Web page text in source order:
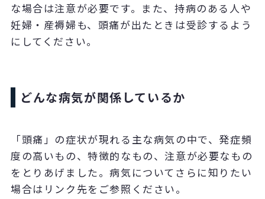
な場合は注意が必要です。また、持病のある人や
妊婦・産褥婦も、頭痛が出たときは受診するよう
にしてください。
どんな病気が関係しているか
「頭痛」の症状が現れる主な病気の中で、発症頻
度の高いもの、特徴的なもの、注意が必要なもの
をとりあげました。病気についてさらに知りたい
場合はリンク先をご参照ください。